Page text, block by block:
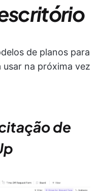
de planos para
na próxima vez
de